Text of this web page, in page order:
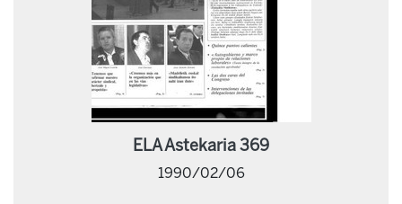
ELA Astekaria 369
1990/02/06